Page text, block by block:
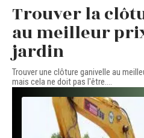
Trouver la
au meilleur
jardin
Trouver une clôture ganivelle au
mais cela ne doit pas l'être.…